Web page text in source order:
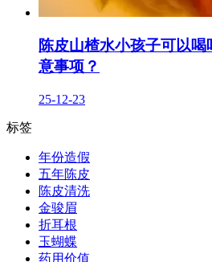
陈皮山楂水小孩子可以
意事项？
25-12-23
标签
年份造假
五年陈皮
陈皮清洗
金骏眉
折耳根
玉蝴蝶
药用价值